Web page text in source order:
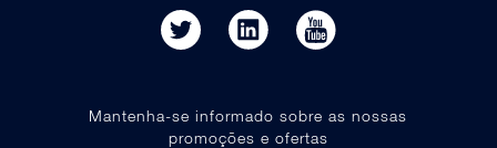
Mantenha-se informado sobre as nossas
promoções e ofertas